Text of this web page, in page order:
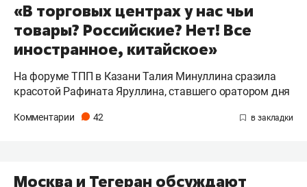
«В торговых центрах у нас чьи
товары? Российские? Нет! Все
иностранное, китайское»
На форуме ТПП в Казани Талия Минуллина сразила
красотой Рафината Яруллина, ставшего оратором дня
Комментарии 42
Москва и Тегеран обсуждают